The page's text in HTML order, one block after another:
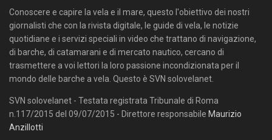
Conoscere e capire la vela e il mare, questo l'obiettivo dei nostri
giornalisti che con la rivista digitale, le guide di vela, le notizie
quotidiane e i servizi speciali in video che trattano di navigazione,
di barche, di catamarani e di mercato nautico, cercano di
trasmettere a voi lettori la loro passione incondizionata per il
mondo delle barche a vela. Questo è SVN solovelanet.
SVN solovelanet - Testata registrata Tribunale di Roma
n.117/2015 del 09/07/2015 - Direttore responsabile Maurizio
Anzillotti